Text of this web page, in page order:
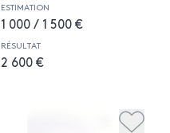
ESTIMATION
1 000 / 1 500 €
RÉSULTAT
2 600 €